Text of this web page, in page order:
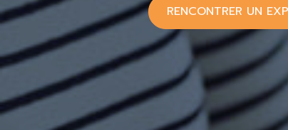
RENCONTRER UN